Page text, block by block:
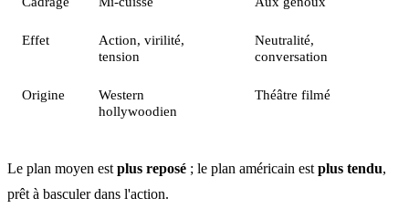
Effet
Action, virilité,
tension
Neutralité,
conversation
Origine
Western
hollywoodien
Théâtre filmé
Le plan moyen est plus reposé ; le plan américain est plus tendu,
prêt à basculer dans l'action.